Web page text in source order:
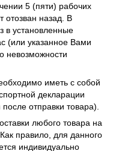
5 (пяти) рабочих
отозван назад. В
в установленные
(или указанное Вами
невозможности
иметь с собой
декларации
отправки товара).
любого товара на
правило, для данного
индивидуально